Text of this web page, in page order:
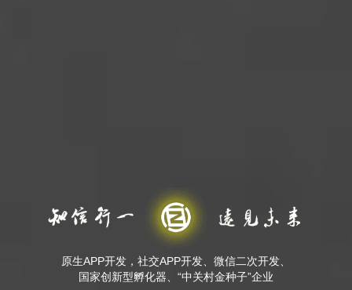
原生APP开发，社交APP开发、微信二次开发、
国家创新型孵化器、“中关村金种子”企业